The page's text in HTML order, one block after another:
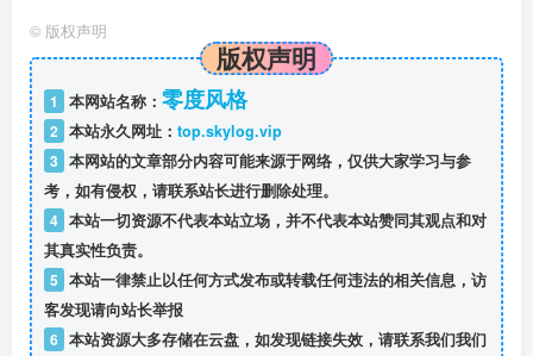
© 版权声明
版权声明
1 本网站名称： 零度风格
2 本站永久网址： top.skylog.vip
3 本网站的文章部分内容可能来源于网络，仅供大家学习与参
考，如有侵权，请联系站长进行删除处理。
4 本站一切资源不代表本站立场，并不代表本站赞同其观点和对
其真实性负责。
5 本站一律禁止以任何方式发布或转载任何违法的相关信息，访
客发现请向站长举报
6 本站资源大多存储在云盘，如发现链接失效，请联系我们我们